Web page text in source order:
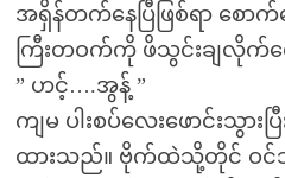
အရှိန်တက်နေပြီဖြစ်ရာ စော
ကြီးတဝက်ကို ဖိသွင်းချလိုက်
” ဟင့်….အွန့် ”
ကျမ ပါးစပ်လေးဖောင်းသွာ
ထားသည်။ ဗိုက်ထဲသို့တိုင် ဝင်သွ